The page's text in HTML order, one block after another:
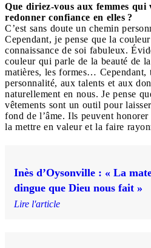
Que diriez-vous aux femmes
redonner confiance en elles ?
C’est sans doute un chemin
Cependant, je pense que la
connaissance de soi fabuleux.
couleur qui parle de la beauté de
matières, les formes… Cependant,
personnalité, aux talents et aux
naturellement en nous. Je pense
vêtements sont un outil pour
fond de l’âme. Ils peuvent honorer
la mettre en valeur et la faire
Inès d’Oysonville : « La
dingue que Dieu nous fait »
Lire l'article